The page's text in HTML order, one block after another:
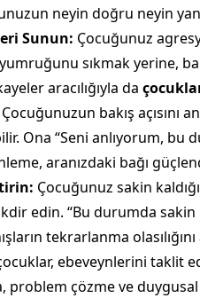
neyin doğru neyin
Sunun: Çocuğunuz
sıkmak yerine,
aracılığıyla da
Çocuğunuzun bakış açısını
Ona “Seni anlıyorum,
aranızdaki bağı
Çocuğunuz sakin
edin. “Bu durumda
tekrarlanma olasılığını
ebeveynlerini taklit
problem çözme ve